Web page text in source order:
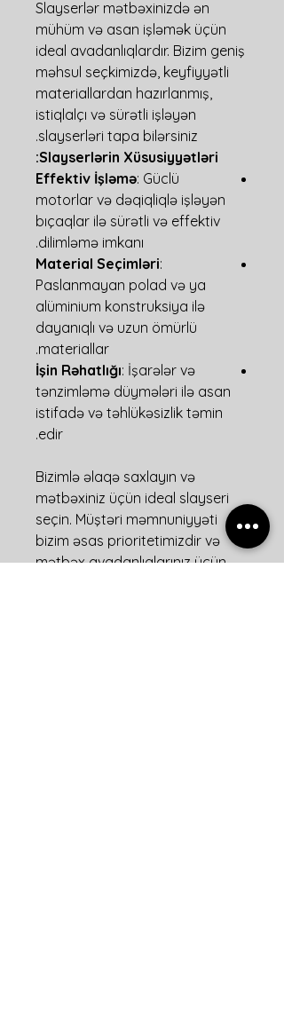
Slayserlər mətbəxinizdə ən
mühüm və asan işləmək üçün
ideal avadanlıqlardır. Bizim geniş
məhsul seçkimizdə, keyfiyyətli
materiallardan hazırlanmış,
istiqlalçı və sürətli işləyən
slayserləri tapa bilərsiniz.
Slayserlərin Xüsusiyyətləri:
Effektiv İşləmə: Güclü
motorlar və dəqiqliqlə işləyən
bıçaqlar ilə sürətli və effektiv
dilimləmə imkanı.
Material Seçimləri:
Paslanmayan polad və ya
alüminium konstruksiya ilə
dayanıqlı və uzun ömürlü
materiallar.
İşin Rəhatlığı: İşarələr və
tənzimləmə düymələri ilə asan
istifadə və təhlükəsizlik təmin
edir.
Bizimlə əlaqə saxlayın və
mətbəxiniz üçün ideal slayseri
seçin. Müştəri məmnuniyyəti
bizim əsas prioritetimizdir və
mətbəx avadanlıqlarınız üçün